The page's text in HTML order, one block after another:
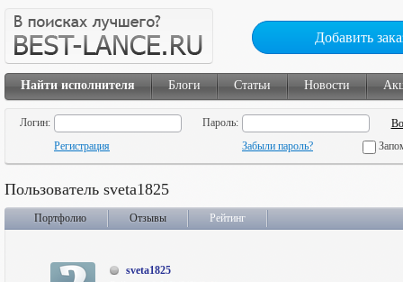
Добавить
Найти исполнителя Блоги Статьи Новости
Логин:
Пароль:
Регистрация
Забыли пароль?
Пользователь sveta1825
Портфолио Отзывы Рейтинг
sveta1825